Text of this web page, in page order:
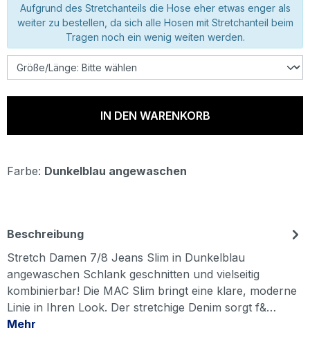
Aufgrund des Stretchanteils die Hose eher etwas enger als
weiter zu bestellen, da sich alle Hosen mit Stretchanteil beim
Tragen noch ein wenig weiten werden.
IN DEN WARENKORB
Farbe: Dunkelblau angewaschen
Beschreibung
Stretch Damen 7/8 Jeans Slim in Dunkelblau
angewaschen Schlank geschnitten und vielseitig
kombinierbar! Die MAC Slim bringt eine klare, moderne
Linie in Ihren Look. Der stretchige Denim sorgt f&…
Mehr